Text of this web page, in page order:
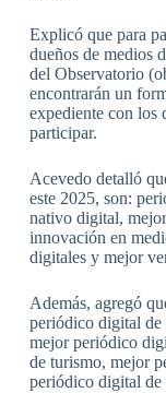
Explicó que para
dueños de medios
del Observatorio
encontrarán un
expediente con los
participar.
Acevedo detalló
este 2025, son:
nativo digital,
innovación en
digitales y mejor
Además, agregó
periódico digital de
mejor periódico
de turismo, mejor
periódico digital de